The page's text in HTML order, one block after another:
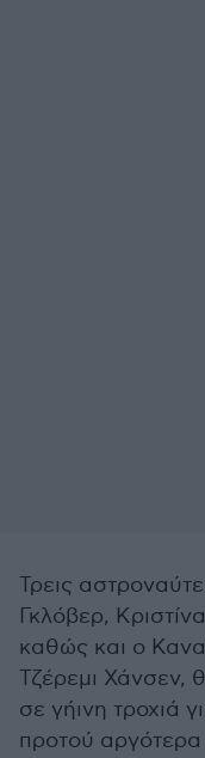
Τρεις
Γκλόβερ,
καθώς και ο
Τζέρεμι Χάνσεν,
σε γήινη τροχιά
προτού